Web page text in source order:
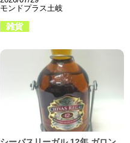
モンドプラス土岐
雑貨